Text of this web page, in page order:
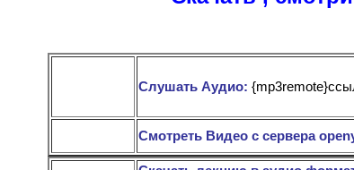
Слушать Аудио:
Смотреть Видео с сервера